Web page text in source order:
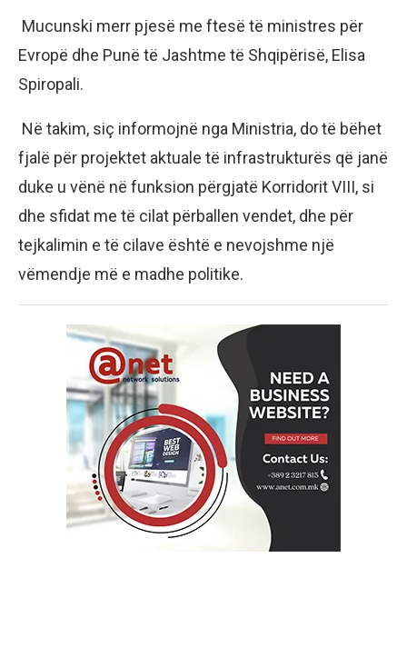
Mucunski merr pjesë me ftesë të ministres për
Evropë dhe Punë të Jashtme të Shqipërisë, Elisa
Spiropali.
Në takim, siç informojnë nga Ministria, do të bëhet
fjalë për projektet aktuale të infrastrukturës që janë
duke u vënë në funksion përgjatë Korridorit VIII, si
dhe sfidat me të cilat përballen vendet, dhe për
tejkalimin e të cilave është e nevojshme një
vëmendje më e madhe politike.